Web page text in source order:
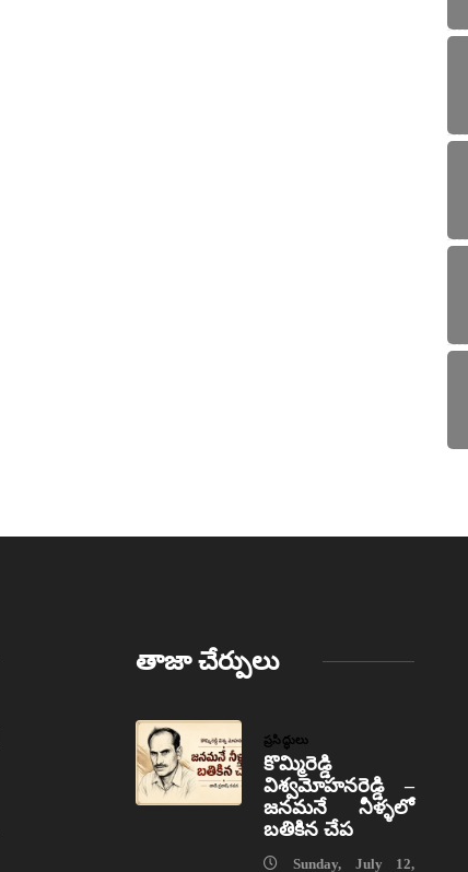
తాజా చేర్పులు
ప్రసిద్ధులు
కొమ్మిరెడ్డి
విశ్వమోహనరెడ్డి –
జనమనే నీళ్ళలో
బతికిన చేప
Sunday, July 12,